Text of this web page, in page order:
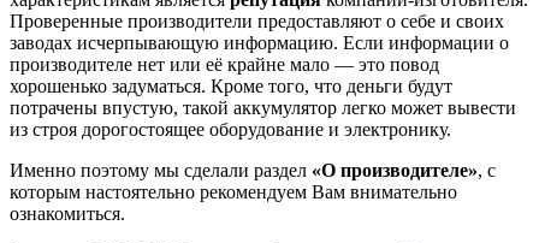
Проверенные производители предоставляют о себе и своих
заводах исчерпывающую информацию. Если информации о
производителе нет или её крайне мало — это повод
хорошенько задуматься. Кроме того, что деньги будут
потрачены впустую, такой аккумулятор легко может вывести
из строя дорогостоящее оборудование и электронику.
Именно поэтому мы сделали раздел «О производителе», с
которым настоятельно рекомендуем Вам внимательно
ознакомиться.